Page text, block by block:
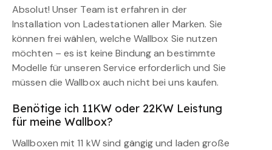
Absolut! Unser Team ist erfahren in der
Installation von Ladestationen aller Marken. Sie
können frei wählen, welche Wallbox Sie nutzen
möchten – es ist keine Bindung an bestimmte
Modelle für unseren Service erforderlich und Sie
müssen die Wallbox auch nicht bei uns kaufen.
Benötige ich 11KW oder 22KW Leistung
für meine Wallbox?
Wallboxen mit 11 kW sind gängig und laden große